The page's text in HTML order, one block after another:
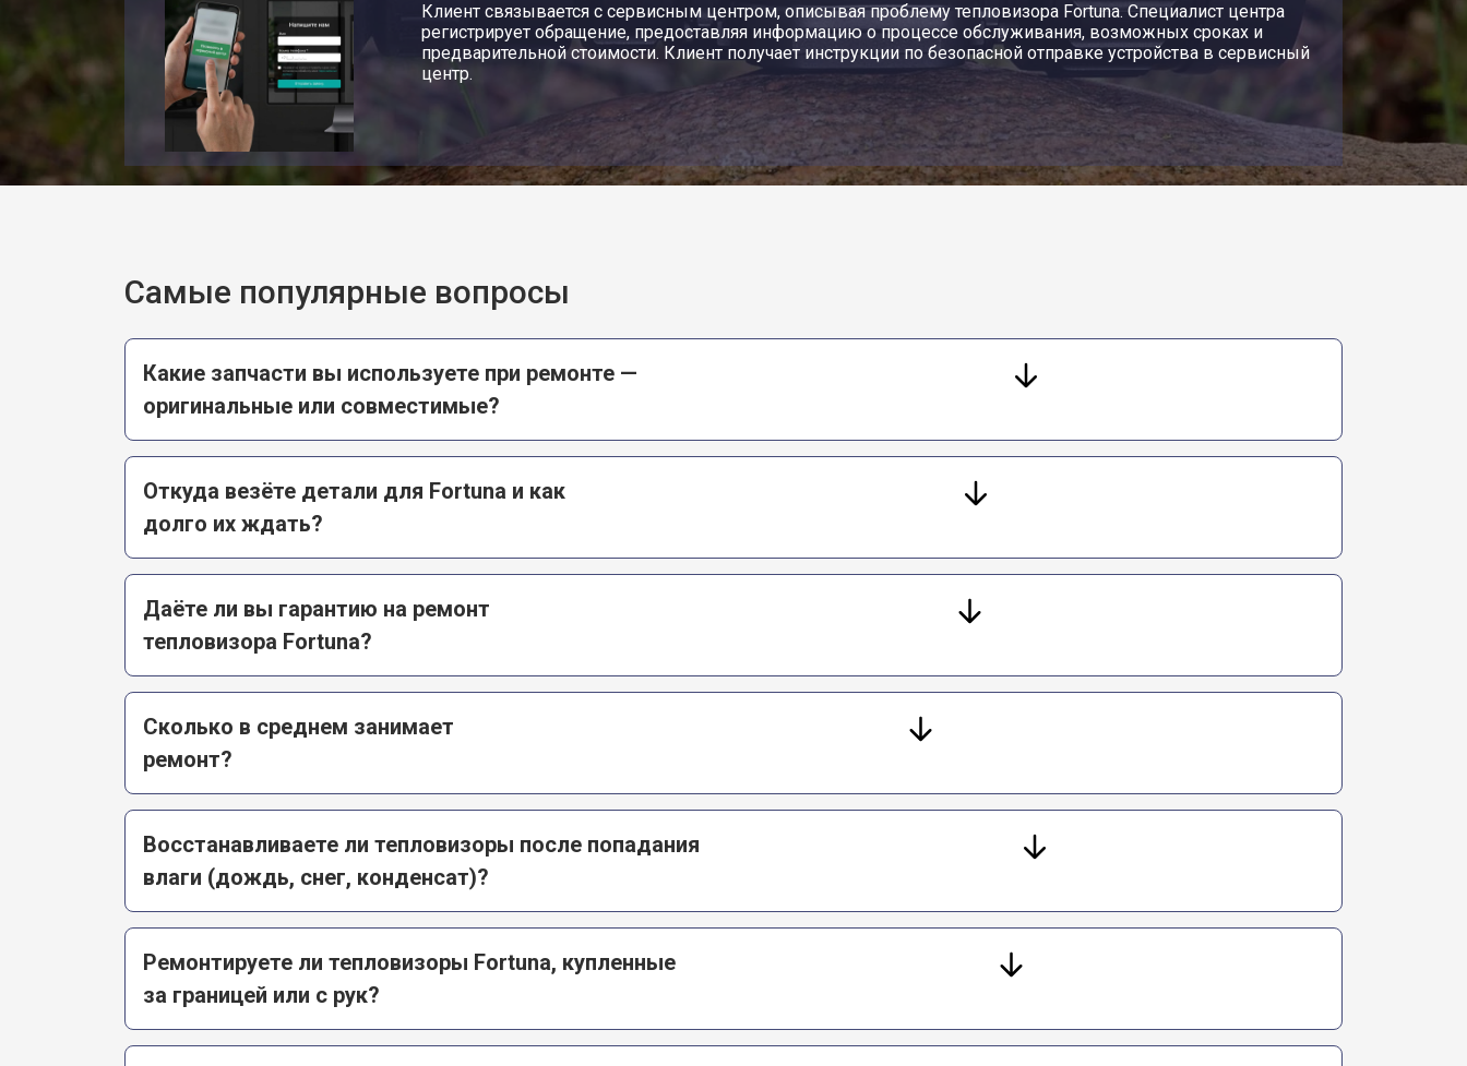
Клиент связывается с сервисным центром, описывая проблему тепловизора Fortuna. Специалист центра
регистрирует обращение, предоставляя информацию о процессе обслуживания, возможных сроках и
предварительной стоимости. Клиент получает инструкции по безопасной отправке устройства в сервисный
центр.
Самые популярные вопросы
Какие запчасти вы используете при ремонте —
оригинальные или совместимые?
Откуда везёте детали для Fortuna и как
долго их ждать?
Даёте ли вы гарантию на ремонт
тепловизора Fortuna?
Сколько в среднем занимает
ремонт?
Восстанавливаете ли тепловизоры после попадания
влаги (дождь, снег, конденсат)?
Ремонтируете ли тепловизоры Fortuna, купленные
за границей или с рук?